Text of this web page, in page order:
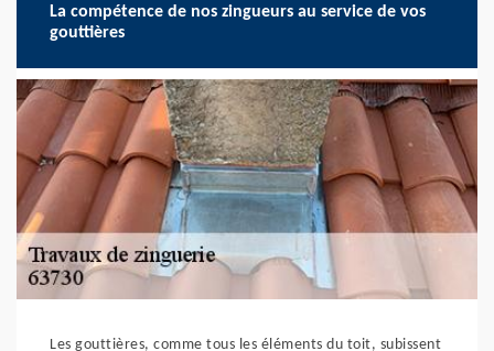
La compétence de nos zingueurs au service de vos
gouttières
Les gouttières, comme tous les éléments du toit, subissent